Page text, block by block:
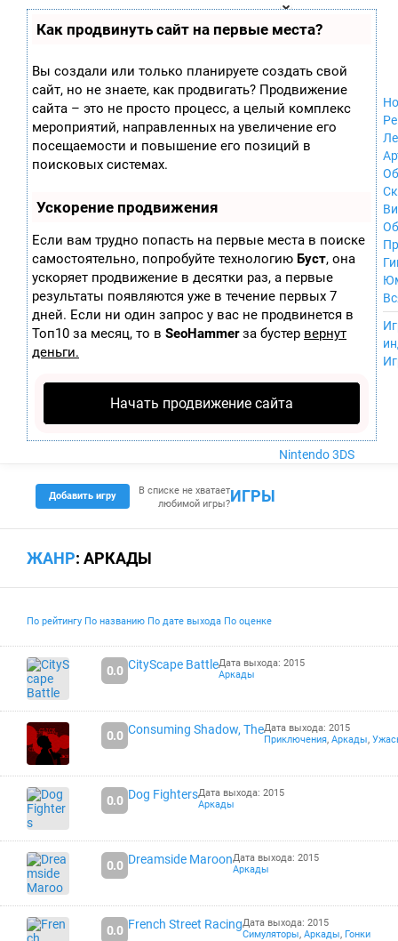
Как продвинуть сайт на первые места?
Вы создали или только планируете создать свой
сайт, но не знаете, как продвигать? Продвижение
сайта – это не просто процесс, а целый комплекс
мероприятий, направленных на увеличение его
посещаемости и повышение его позиций в
поисковых системах.
Ускорение продвижения
Если вам трудно попасть на первые места в поиске
самостоятельно, попробуйте технологию Буст, она
ускоряет продвижение в десятки раз, а первые
результаты появляются уже в течение первых 7
дней. Если ни один запрос у вас не продвинется в
Топ10 за месяц, то в SeoHammerза бустер вернут
деньги.
Начать продвижение сайта
играх
ла
ор
м
ы
Xbox 360
Nintendo Wii
Nintendo
GameCube
PlayStation
PlayStation 2
Portable
Nintendo DS
Android
iOS
MacOS
Sega Mega Drive
Mobile
Nintendo Wii U
Nintendo 3DS
Добавить игру
В списке не хватает
любимой игры?ИГРЫ
ЖАНР: АРКАДЫ
По рейтингу По названию По дате выхода По оценке
0.0 CityScape BattleДата выхода: 2015
Аркады
0.0 Consuming Shadow, TheДата выхода: 2015
Приключения, Аркады,
0.0 Dog FightersДата выхода: 2015
Аркады
0.0 Dreamside MaroonДата выхода: 2015
Аркады
0.0 French Street RacingДата выхода: 2015
Симуляторы, Аркады, Гонки